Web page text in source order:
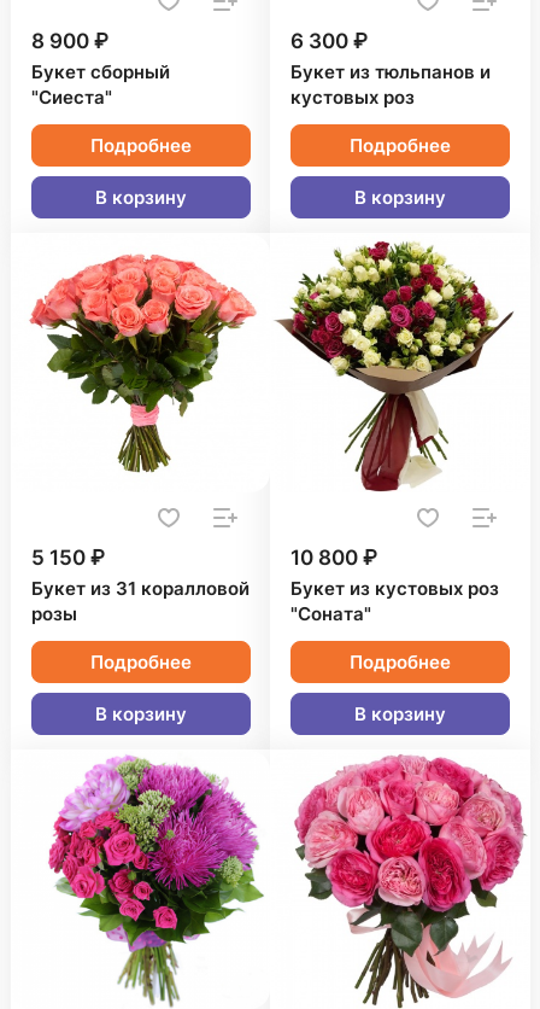
8 900 ₽
Букет сборный
"Сиеста"
Подробнее
В корзину
6 300 ₽
Букет из тюльпанов и
кустовых роз
Подробнее
В корзину
5 150 ₽
Букет из 31 коралловой
розы
Подробнее
В корзину
10 800 ₽
Букет из кустовых роз
"Соната"
Подробнее
В корзину